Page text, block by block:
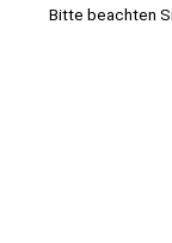
Bitte beachten